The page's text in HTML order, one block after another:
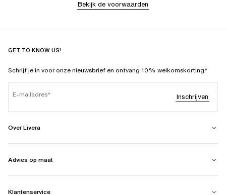
Bekijk de voorwaarden
GET TO KNOW US!
Schrijf je in voor onze nieuwsbrief en ontvang 10% welkomskorting.*
E-mailadres Inschrijven
Over Livera
Advies op maat
Klantenservice